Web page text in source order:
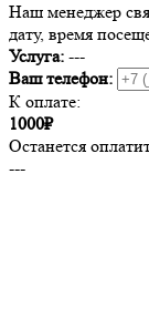
Наш менеджер
дату, время
Услуга: ---
Ваш телефон:
К оплате:
1000₽
Останется
---